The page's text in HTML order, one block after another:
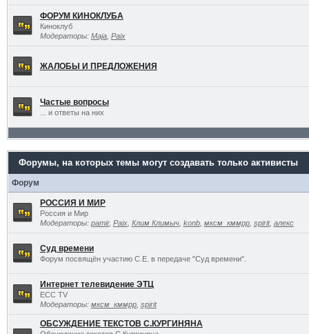
ФОРУМ КИНОКЛУБА
Киноклуб
Модераторы: Maja, Paix
ЖАЛОБЫ И ПРЕДЛОЖЕНИЯ
Частые вопросы
... и ответы на них
Форумы, на которых темы могут создавать только активисты
Форум
РОССИЯ И МИР
Россия и Мир
Модераторы: pamir, Paix, Клим Климыч, konb, мксм_кммрр, spirit, алекс
Суд времени
Форум посвящён участию С.Е. в передаче "Суд времени".
Интернет телевидение ЭТЦ
ECC TV
Модераторы: мксм_кммрр, spirit
ОБСУЖДЕНИЕ ТЕКСТОВ С.КУРГИНЯНА